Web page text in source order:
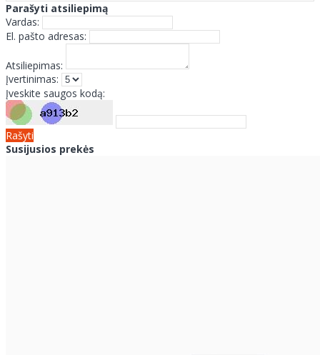
Parašyti atsiliepimą
Vardas:
El. pašto adresas:
Atsiliepimas:
Įvertinimas:
Įveskite saugos kodą:
Rašyti
Susijusios prekės